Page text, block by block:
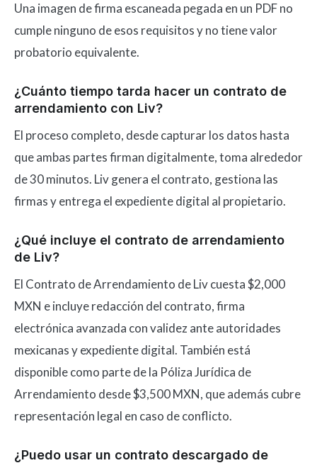
Una imagen de firma escaneada pegada en un PDF no
cumple ninguno de esos requisitos y no tiene valor
probatorio equivalente.
¿Cuánto tiempo tarda hacer un contrato de
arrendamiento con Liv?
El proceso completo, desde capturar los datos hasta
que ambas partes firman digitalmente, toma alrededor
de 30 minutos. Liv genera el contrato, gestiona las
firmas y entrega el expediente digital al propietario.
¿Qué incluye el contrato de arrendamiento
de Liv?
El Contrato de Arrendamiento de Liv cuesta $2,000
MXN e incluye redacción del contrato, firma
electrónica avanzada con validez ante autoridades
mexicanas y expediente digital. También está
disponible como parte de la Póliza Jurídica de
Arrendamiento desde $3,500 MXN, que además cubre
representación legal en caso de conflicto.
¿Puedo usar un contrato descargado de